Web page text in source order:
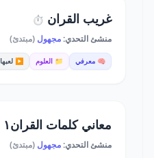
غريب القران ⏱️
منشئ التحدي:مجهول (مبتدئ)
🧠 معرفي 📁 العلوم ▶️ لعبها 43
معاني كلمات القران١
منشئ التحدي:مجهول (مبتدئ)